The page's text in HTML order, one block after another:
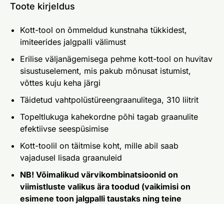
Toote kirjeldus
Kott-tool on õmmeldud kunstnaha tükkidest,
imiteerides jalgpalli välimust
Erilise väljanägemisega pehme kott-tool on huvitav
sisustuselement, mis pakub mõnusat istumist,
võttes kuju keha järgi
Täidetud vahtpolüstüreengraanulitega, 310 liitrit
Topeltlukuga kahekordne põhi tagab graanulite
efektiivse seespüsimise
Kott-toolil on täitmise koht, mille abil saab
vajadusel lisada graanuleid
NB! Võimalikud värvikombinatsioonid on
viimistluste valikus ära toodud (vaikimisi on
esimene toon jalgpalli taustaks ning teine